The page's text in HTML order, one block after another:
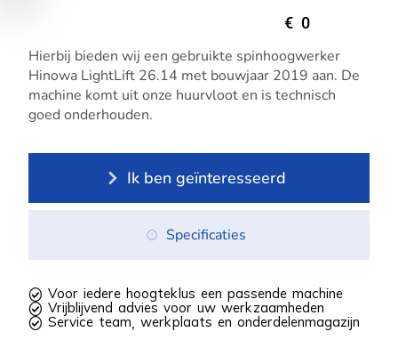
Hierbij bieden wij een gebruikte spinhoogwerker
Hinowa LightLift 26.14 met bouwjaar 2019 aan. De
machine komt uit onze huurvloot en is technisch
goed onderhouden.
 Voor iedere hoogteklus een passende machine
 Vrijblijvend advies voor uw werkzaamheden
 Service team, werkplaats en onderdelenmagazijn
Ik ben geïnteresseerd
Specificaties
0
€